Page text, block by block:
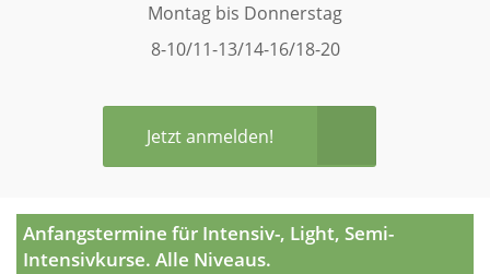
Montag bis Donnerstag
8-10/11-13/14-16/18-20
Jetzt anmelden!
Anfangstermine für Intensiv-, Light, Semi-
Intensivkurse. Alle Niveaus.